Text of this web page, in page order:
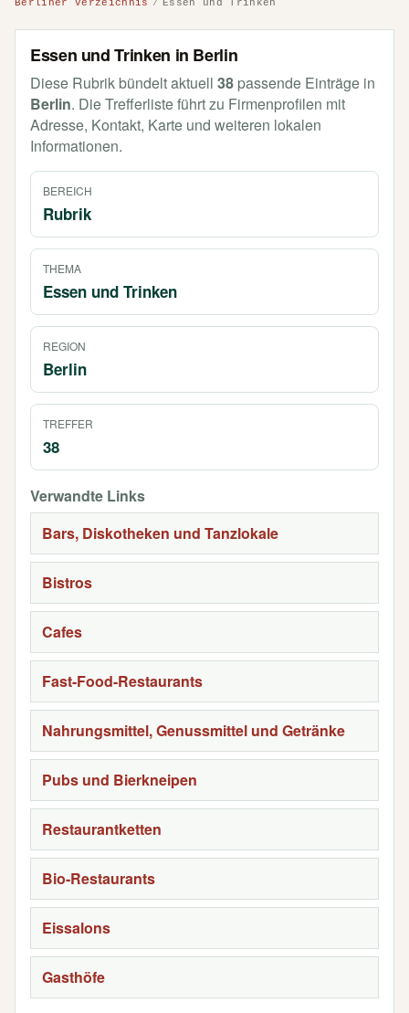
Berliner Verzeichnis Essen und Trinken
Essen und Trinken in Berlin
Diese Rubrik bündelt aktuell 38 passende Einträge in
Berlin. Die Trefferliste führt zu Firmenprofilen mit
Adresse, Kontakt, Karte und weiteren lokalen
Informationen.
BEREICH
Rubrik
THEMA
Essen und Trinken
REGION
Berlin
TREFFER
38
Verwandte Links
Bars, Diskotheken und Tanzlokale
Bistros
Cafes
Fast-Food-Restaurants
Nahrungsmittel, Genussmittel und Getränke
Pubs und Bierkneipen
Restaurantketten
Bio-Restaurants
Eissalons
Gasthöfe